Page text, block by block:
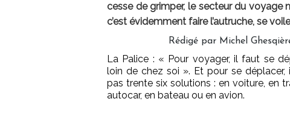
cesse de grimper, le secteur du voyage
c’est évidemment faire l’autruche, se
Rédigé par Michel
La Palice : « Pour voyager, il faut se
loin de chez soi ». Et pour se déplacer,
pas trente six solutions : en voiture, en
autocar, en bateau ou en avion.